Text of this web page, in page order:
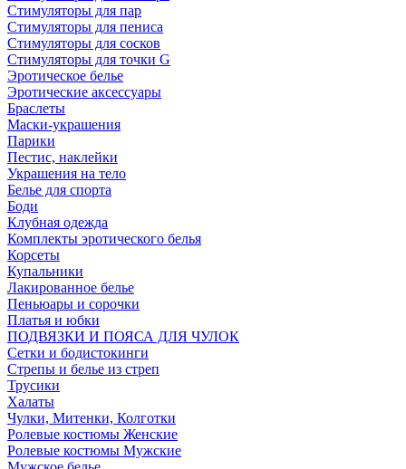
Стимуляторы для пар
Стимуляторы для пениса
Стимуляторы для сосков
Стимуляторы для точки G
Эротическое белье
Эротические аксессуары
Браслеты
Маски-украшения
Парики
Пестис, наклейки
Украшения на тело
Белье для спорта
Боди
Клубная одежда
Комплекты эротического белья
Корсеты
Купальники
Лакированное белье
Пеньюары и сорочки
Платья и юбки
ПОДВЯЗКИ И ПОЯСА ДЛЯ ЧУЛОК
Сетки и бодистокинги
Стрепы и белье из стреп
Трусики
Халаты
Чулки, Митенки, Колготки
Ролевые костюмы Женские
Ролевые костюмы Мужские